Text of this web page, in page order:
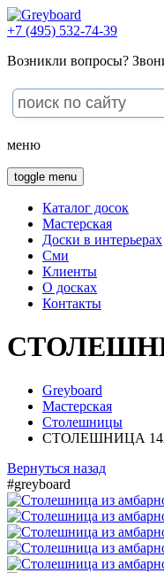
+7 (495) 532-74-39
Возникли вопросы?
меню
toggle menu
Каталог досок
Мастерская
Доски в интерьерах
Сми
Клиенты
О досках
Контакты
Greyboard
Мастерская
Столешницы
СТОЛЕШНИЦА
Вернуться назад
#greyboard